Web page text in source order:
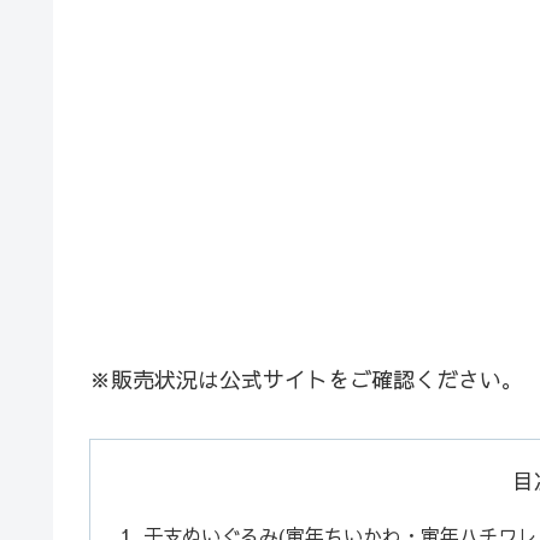
※販売状況は公式サイトをご確認ください。